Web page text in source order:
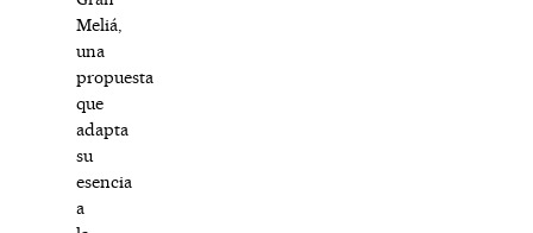
Meliá,
una
propuesta
que
adapta
su
esencia
a